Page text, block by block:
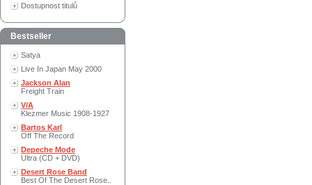
Dostupnost titulů
Bestseller
Satya
Live In Japan May 2000
Jackson Alan
Freight Train
V/A
Klezmer Music 1908-1927
Bartos Karl
Off The Record
Depeche Mode
Ultra (CD + DVD)
Desert Rose Band
Best Of The Desert Rose..